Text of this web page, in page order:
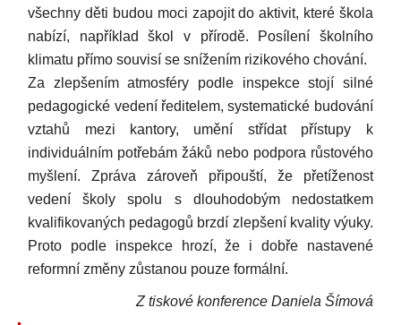
všechny děti budou moci zapojit do aktivit, které škola
nabízí, například škol v přírodě. Posílení školního
klimatu přímo souvisí se snížením rizikového chování.
Za zlepšením atmosféry podle inspekce stojí silné
pedagogické vedení ředitelem, systematické budování
vztahů mezi kantory, umění střídat přístupy k
individuálním potřebám žáků nebo podpora růstového
myšlení. Zpráva zároveň připouští, že přetíženost
vedení školy spolu s dlouhodobým nedostatkem
kvalifikovaných pedagogů brzdí zlepšení kvality výuky.
Proto podle inspekce hrozí, že i dobře nastavené
reformní změny zůstanou pouze formální.
Z tiskové konference Daniela Šímová